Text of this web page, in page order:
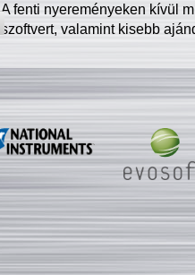
A fenti nyereményeken kívül
szoftvert, valamint kisebb